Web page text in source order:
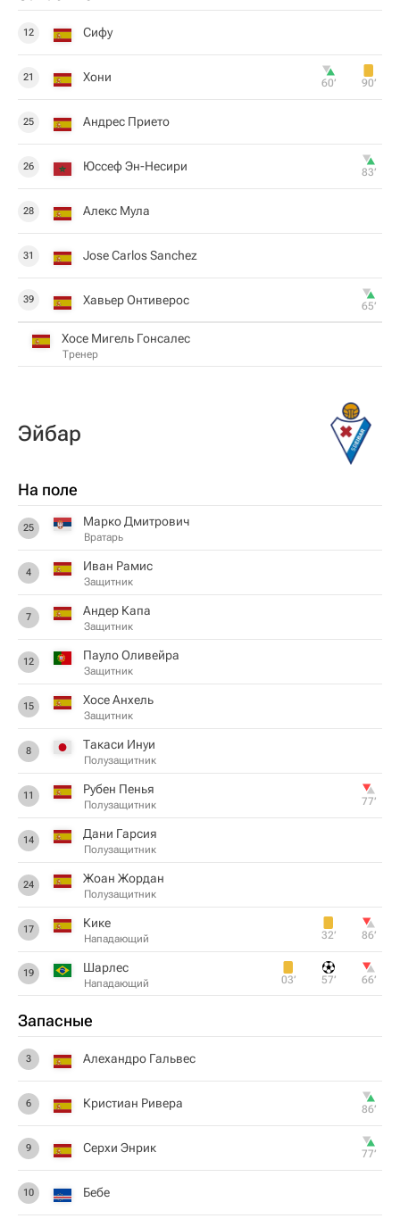
12 Сифу
21 Хони 60‎’‎ 90‎’‎
25 Андрес Прието
26 Юссеф Эн-Несири 83‎’‎
28 Алекс Мула
31 Jose Carlos Sanchez
39 Хавьер Онтиверос 65‎’‎
Хосе Мигель Гонсалес
Тренер
Эйбар
На поле
25 Марко Дмитрович
Вратарь
4 Иван Рамис
Защитник
7 Андер Капа
Защитник
12 Пауло Оливейра
Защитник
15 Хосе Анхель
Защитник
8 Такаси Инуи
Полузащитник
11 Рубен Пенья
Полузащитник 77‎’‎
14 Дани Гарсия
Полузащитник
24 Жоан Жордан
Полузащитник
17 Кике
Нападающий 32‎’‎ 86‎’‎
19 Шарлес
Нападающий 03‎’‎ 57‎’‎ 66‎’‎
Запасные
3 Алехандро Гальвес
6 Кристиан Ривера 86‎’‎
9 Серхи Энрик 77‎’‎
10 Бебе